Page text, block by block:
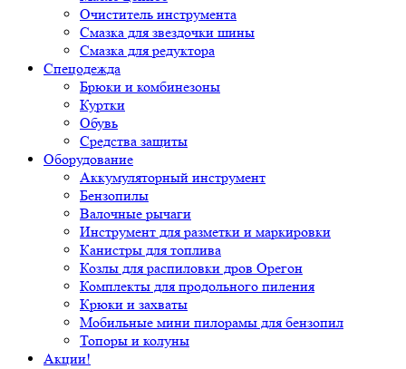
Очиститель инструмента
Смазка для звездочки шины
Смазка для редуктора
Спецодежда
Брюки и комбинезоны
Куртки
Обувь
Средства защиты
Оборудование
Аккумуляторный инструмент
Бензопилы
Валочные рычаги
Инструмент для разметки и маркировки
Канистры для топлива
Козлы для распиловки дров Орегон
Комплекты для продольного пиления
Крюки и захваты
Мобильные мини пилорамы для бензопил
Топоры и колуны
Акции!